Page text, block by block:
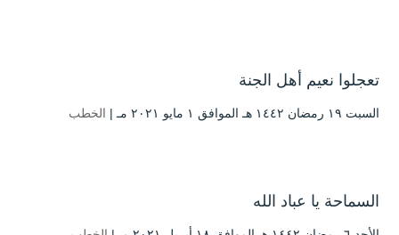
تعجلوا نعيم أهل الجنة
السبت ۱۹ رمضان ۱٤٤۲ هـ الموافق ۱ مايو ۲۰۲۱ مـ | الخطب
السماحة يا عباد الله